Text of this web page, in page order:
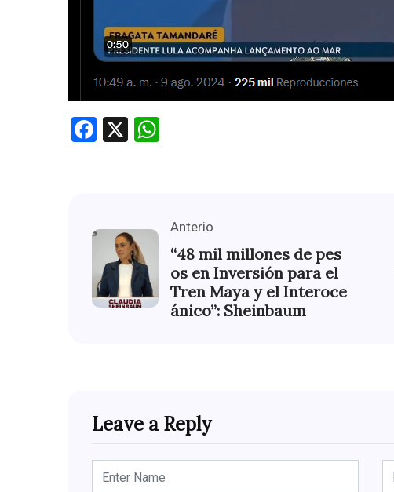
Facebook
X
Anterio
“48 mil millones de pes
os en Inversión para el
Tren Maya y el Interoce
ánico”: Sheinbaum
Leave a Reply